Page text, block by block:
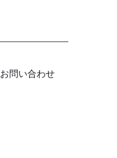
お問い合わせ